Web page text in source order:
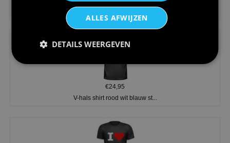
Koningsdag shirt heren v-hals ...
€24,95
V-hals shirt rood wit blauw st...
ALLES AFWIJZEN
DETAILS WEERGEVEN